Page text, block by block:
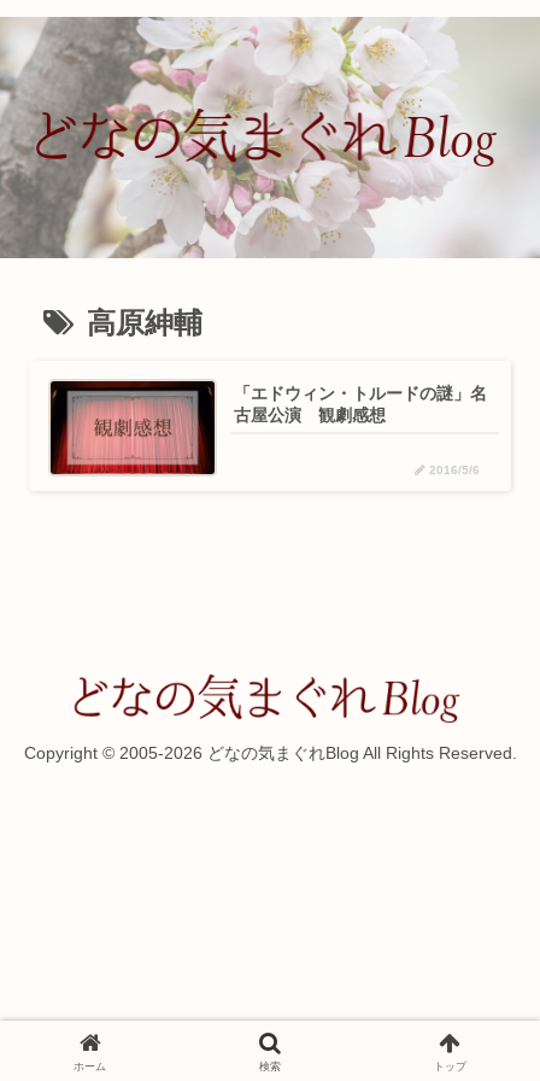
高原紳輔
「エドウィン・トルードの謎」名
古屋公演 観劇感想
2016/5/6
Copyright © 2005-2026 どなの気まぐれBlog All Rights Reserved.
ホーム 検索 トップ